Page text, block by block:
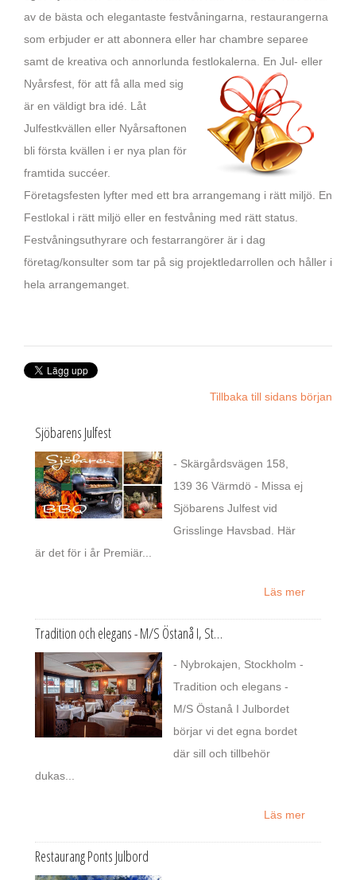
av de bästa och elegantaste festvåningarna, restaurangerna
som erbjuder er att abonnera eller har chambre separee
samt de kreativa och annorlunda festlokalerna. En Jul- eller
Nyårsfest, för att få alla med sig
är en väldigt bra idé. Låt
Julfestkvällen eller Nyårsaftonen
bli första kvällen i er nya plan för
framtida succéer.
Företagsfesten lyfter med ett bra arrangemang i rätt miljö. En
Festlokal i rätt miljö eller en festvåning med rätt status.
Festvåningsuthyrare och festarrangörer är i dag
företag/konsulter som tar på sig projektledarrollen och håller i
hela arrangemanget.
Tillbaka till sidans början
Sjöbarens Julfest
- Skärgårdsvägen 158,
139 36 Värmdö - Missa ej
Sjöbarens Julfest vid
Grisslinge Havsbad. Här
är det för i år Premiär...
Läs mer
Tradition och elegans - M/S Östanå I, St…
- Nybrokajen, Stockholm -
Tradition och elegans -
M/S Östanå I Julbordet
börjar vi det egna bordet
där sill och tillbehör
dukas...
Läs mer
Restaurang Ponts Julbord